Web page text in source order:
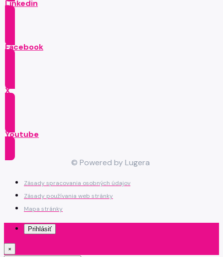
Linkedin
Facebook
X
Youtube
© Powered by Lugera
Zásady spracovania osobných údajov
Zásady používania web stránky
Mapa stránky
Prihlásiť
×